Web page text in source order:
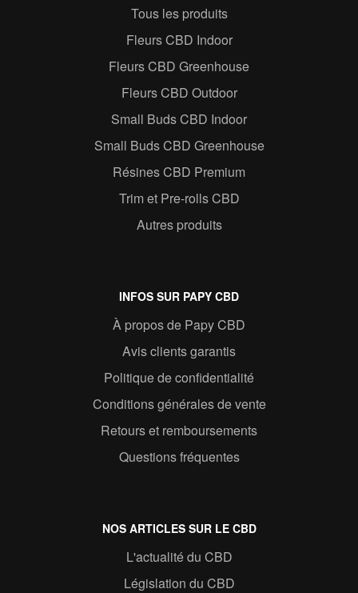
Tous les produits
Fleurs CBD Indoor
Fleurs CBD Greenhouse
Fleurs CBD Outdoor
Small Buds CBD Indoor
Small Buds CBD Greenhouse
Résines CBD Premium
Trim et Pre-rolls CBD
Autres produits
INFOS SUR PAPY CBD
À propos de Papy CBD
Avis clients garantis
Politique de confidentialité
Conditions générales de vente
Retours et remboursements
Questions fréquentes
NOS ARTICLES SUR LE CBD
L'actualité du CBD
Législation du CBD